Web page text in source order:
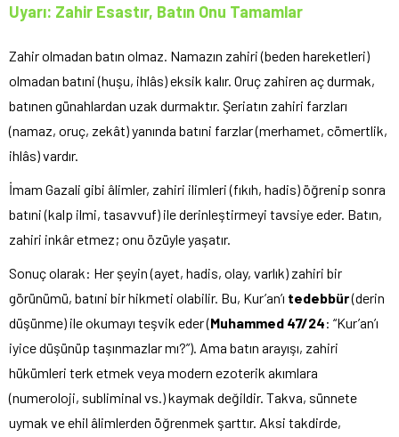
Uyarı: Zahir Esastır, Batın Onu Tamamlar
Zahir olmadan batın olmaz. Namazın zahiri (beden hareketleri)
olmadan batıni (huşu, ihlâs) eksik kalır. Oruç zahiren aç durmak,
batınen günahlardan uzak durmaktır. Şeriatın zahiri farzları
(namaz, oruç, zekât) yanında batıni farzlar (merhamet, cömertlik,
ihlâs) vardır.
İmam Gazali gibi âlimler, zahiri ilimleri (fıkıh, hadis) öğrenip sonra
batıni (kalp ilmi, tasavvuf) ile derinleştirmeyi tavsiye eder. Batın,
zahiri inkâr etmez; onu özüyle yaşatır.
Sonuç olarak: Her şeyin (ayet, hadis, olay, varlık) zahiri bir
görünümü, batıni bir hikmeti olabilir. Bu, Kur’an’ı tedebbür(derin
düşünme) ile okumayı teşvik eder (Muhammed 47/24: “Kur’an’ı
iyice düşünüp taşınmazlar mı?”). Ama batın arayışı, zahiri
hükümleri terk etmek veya modern ezoterik akımlara
(numeroloji, subliminal vs.) kaymak değildir. Takva, sünnete
uymak ve ehil âlimlerden öğrenmek şarttır. Aksi takdirde,